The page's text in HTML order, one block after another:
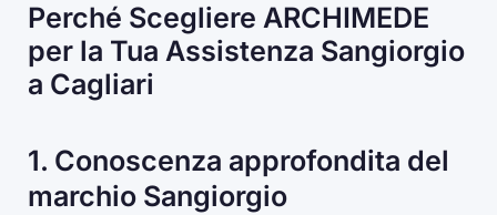
Perché Scegliere ARCHIMEDE
per la Tua Assistenza Sangiorgio
a Cagliari
1. Conoscenza approfondita del
marchio Sangiorgio